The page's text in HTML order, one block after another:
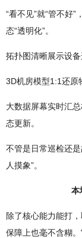
“看不见”就“管不好
态“透明化”。
拓扑图清晰展示设
3D机房模型1:1还原
大数据屏幕实时汇
态更新。
不管是日常巡检还
人摸象”。
本
除了核心能力能打
保障上也毫不含糊